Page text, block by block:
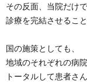
その反面、当院だけ
診療を完結させるこ
国の施策としても、
地域のそれぞれの病
トータルして患者さ